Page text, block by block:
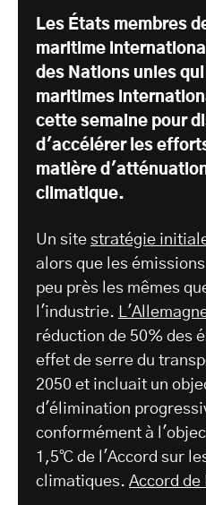
Les États membres
maritime
des Nations unies
maritimes
cette semaine pour
d'accélérer les
matière
climatique.
Un site stratégie
alors que les
peu près les mêmes
l'industrie.
réduction de 50% des
effet de serre du
2050 et incluait un
d'élimination
conformément à
1,5℃ de l'Accord sur
climatiques. Accord